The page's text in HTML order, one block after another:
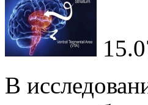
В